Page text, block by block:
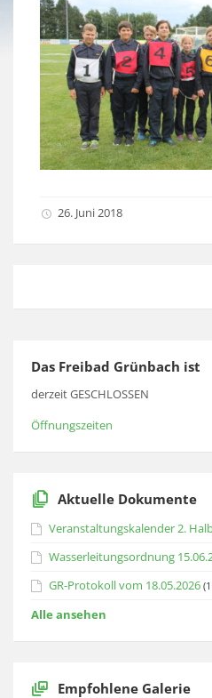
26. Juni 2018
Das Freibad Grünbach ist
derzeit GESCHLOSSEN
Öffnungszeiten
Aktuelle Dokumente
Veranstaltungskalender 2.
Wasserleitungsordnung
GR-Protokoll vom 18.05.2026
Alle ansehen
Empfohlene Galerie